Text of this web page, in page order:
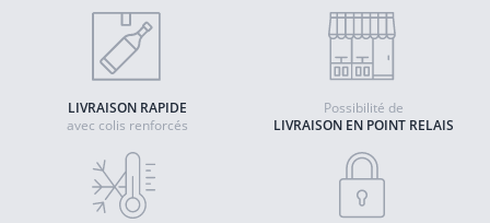
LIVRAISON RAPIDE
avec colis renforcés
LIVRAISON EN POINT RELAIS
Possibilité de